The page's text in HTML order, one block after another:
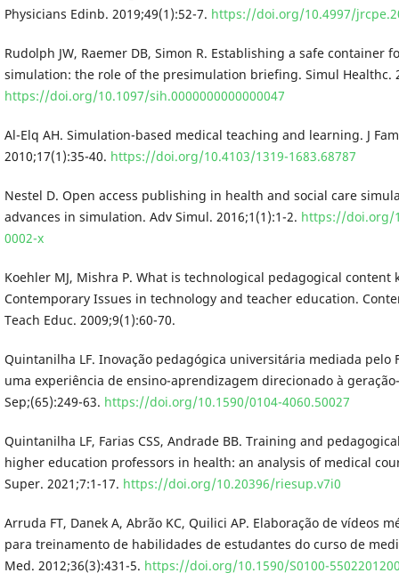
Physicians Edinb. 2019;49(1):52-7. https://doi.org/10.4997/
Rudolph JW, Raemer DB, Simon R. Establishing a safe container
simulation: the role of the presimulation briefing. Simul Healthc.
https://doi.org/10.1097/sih.0000000000000047
Al-Elq AH. Simulation-based medical teaching and learning. J
2010;17(1):35-40. https://doi.org/10.4103/1319-1683.68787
Nestel D. Open access publishing in health and social care
advances in simulation. Adv Simul. 2016;1(1):1-2. https://doi.org/
0002-x
Koehler MJ, Mishra P. What is technological pedagogical content
Contemporary Issues in technology and teacher education.
Teach Educ. 2009;9(1):60-70.
Quintanilha LF. Inovação pedagógica universitária mediada pelo
uma experiência de ensino-aprendizagem direcionado à
Sep;(65):249-63. https://doi.org/10.1590/0104-4060.50027
Quintanilha LF, Farias CSS, Andrade BB. Training and
higher education professors in health: an analysis of medical
Super. 2021;7:1-17. https://doi.org/10.20396/riesup.v7i0
Arruda FT, Danek A, Abrão KC, Quilici AP. Elaboração de vídeos
para treinamento de habilidades de estudantes do curso de
Med. 2012;36(3):431-5. https://doi.org/10.1590/S0100-